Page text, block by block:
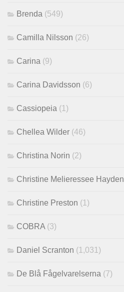
Brenda (549)
Camilla Nilsson (26)
Carina (9)
Carina Davidsson (6)
Cassiopeia (1)
Chellea Wilder (46)
Christina Norin (2)
Christine Melieressee Hayden
Christine Preston (1)
COBRA (3)
Daniel Scranton (1,031)
De Blå Fågelvarelserna (7)